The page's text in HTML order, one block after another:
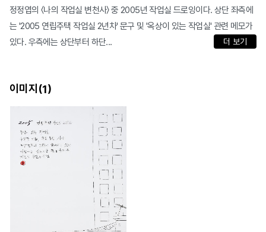
정정엽의 〈나의 작업실 변천사〉 중 2005년 작업실 드로잉이다. 상단 좌측에
는 '2005 연립주택 작업실 2년차' 문구 및 '옥상이 있는 작업실' 관련 메모가
있다. 우측에는 상단부터 하단...
더 보기
이미지(1)